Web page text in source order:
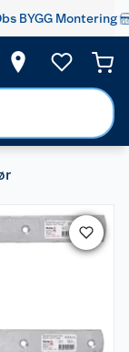
BYGG Montering